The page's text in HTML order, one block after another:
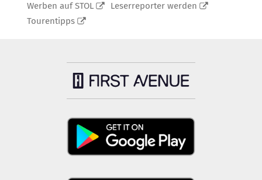
Werben auf STOL
Leserreporter werden
Tourentipps